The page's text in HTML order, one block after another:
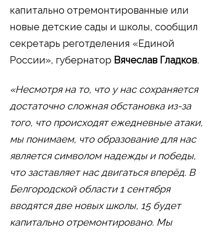
капитально отремонтированные или
новые детские сады и школы, сообщил
секретарь реготделения «Единой
России», губернатор Вячеслав Гладков.
«Несмотря на то, что у нас сохраняется
достаточно сложная обстановка из-за
того, что происходят ежедневные атаки,
мы понимаем, что образование для нас
является символом надежды и победы,
что заставляет нас двигаться вперёд. В
Белгородской области 1 сентября
вводятся две новых школы, 15 будет
капитально отремонтировано. Мы